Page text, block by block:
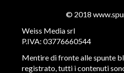
© 2018
Weiss Media srl
P.IVA: 03776660544
Mentire di fronte alle spunte
registrato, tutti i contenuti